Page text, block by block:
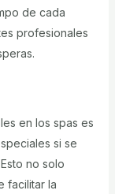
de cada
profesionales
en los spas es
si se
no solo
facilitar la